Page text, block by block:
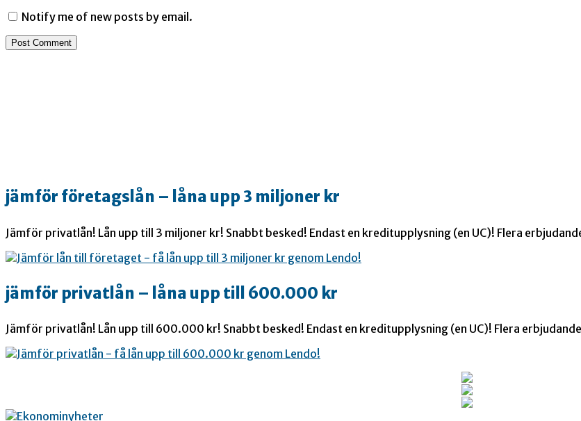
Notify me of new posts by email.
jämför företagslån – låna upp 3 miljoner kr
Jämför privatlån! Lån upp till 3 miljoner kr! Snabbt besked! Endast en kreditupplysning (en UC)! Flera
jämför privatlån – låna upp till 600.000 kr
Jämför privatlån! Lån upp till 600.000 kr! Snabbt besked! Endast en kreditupplysning (en UC)! Flera